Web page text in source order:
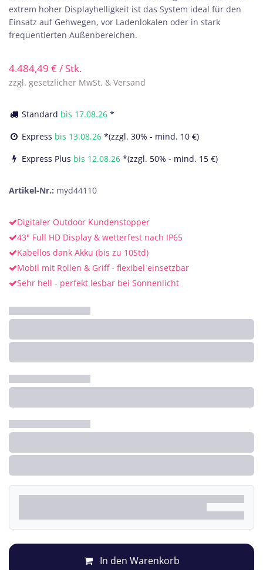
extrem hoher Displayhelligkeit ist das System ideal für den
Einsatz auf Gehwegen, vor Ladenlokalen oder in stark
frequentierten Außenbereichen.
4.484,49 €/ Stk.
zzgl. gesetzlicher MwSt. & Versand
Standard bis 17.08.26 *
Express bis 13.08.26 *(zzgl. 30% - mind. 10 €)
Express Plus bis 12.08.26 *(zzgl. 50% - mind. 15 €)
Artikel-Nr.: myd44110
Digitaler Outdoor Kundenstopper
43" Full HD Display & wetterfest nach IP65
Kabellos dank Akku (bis zu 10Std)
Mobil mit Rollen & Griff - flexibel einsetzbar
Sehr hell - perfekt lesbar bei Sonnenlicht
In den Warenkorb